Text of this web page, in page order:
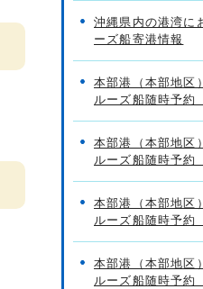
沖縄県内の港湾に
ーズ船寄港情報
本部港（本部地区
ルーズ船随時予約
本部港（本部地区
ルーズ船随時予約
本部港（本部地区
ルーズ船随時予約
本部港（本部地区
ルーズ船随時予約